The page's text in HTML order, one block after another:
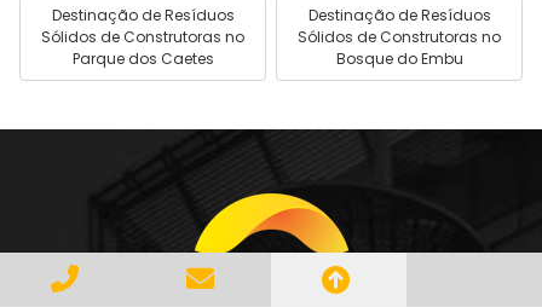
Destinação de Resíduos
Sólidos de Construtoras no
Parque dos Caetes
Destinação de Resíduos
Sólidos de Construtoras no
Bosque do Embu